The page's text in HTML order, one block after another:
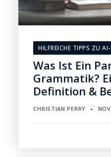
HILFREICHE TIPPS ZU
Was Ist Ein
Grammatik?
Definition &
CHRISTIAN PERRY ▪